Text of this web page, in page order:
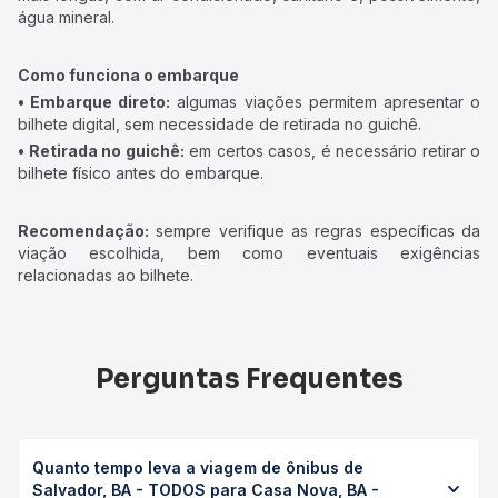
água mineral.
Como funciona o embarque
• Embarque direto: algumas viações permitem apresentar o
bilhete digital, sem necessidade de retirada no guichê.
• Retirada no guichê: em certos casos, é necessário retirar o
bilhete físico antes do embarque.
Recomendação: sempre verifique as regras específicas da
viação escolhida, bem como eventuais exigências
relacionadas ao bilhete.
Perguntas Frequentes
Quanto tempo leva a viagem de ônibus de
Salvador, BA - TODOS para Casa Nova, BA -